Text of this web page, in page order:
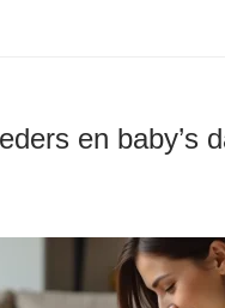
en baby’s